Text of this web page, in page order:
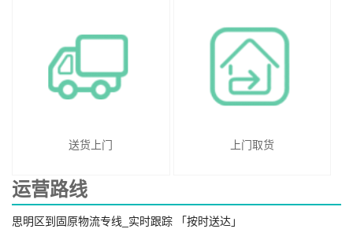
送货上门 上门取货
运营路线
思明区到固原物流专线_实时跟踪 「按时送达」